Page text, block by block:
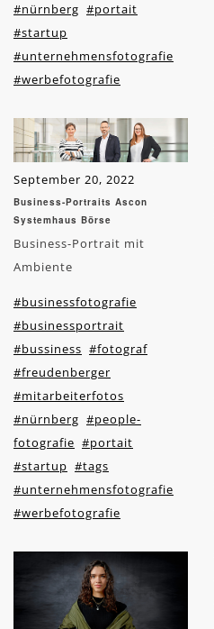
#nürnberg #portait
#startup
#unternehmensfotografie
#werbefotografie
September 20, 2022
Business-Portraits Ascon
Systemhaus Börse
Business-Portrait mit
Ambiente
#businessfotografie
#businessportrait
#bussiness #fotograf
#freudenberger
#mitarbeiterfotos
#nürnberg #people-
fotografie #portait
#startup #tags
#unternehmensfotografie
#werbefotografie